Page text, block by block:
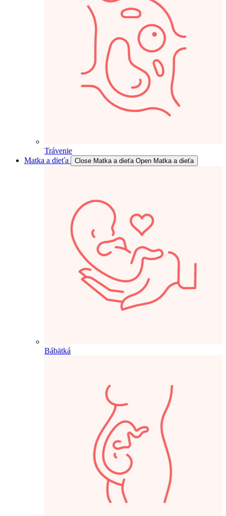
Trávenie
Matka a dieťa
Close Matka a dieťa Open Matka a dieťa
Bábätká